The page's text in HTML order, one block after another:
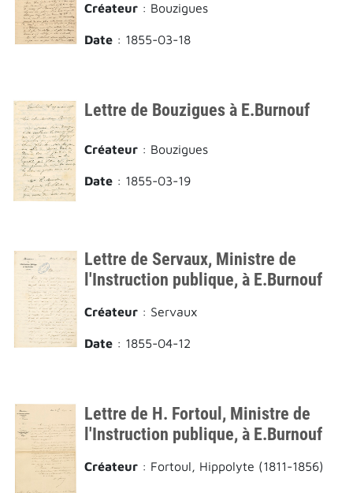
Créateur : Bouzigues
Date : 1855-03-18
Lettre de Bouzigues à E.Burnouf
Créateur : Bouzigues
Date : 1855-03-19
Lettre de Servaux, Ministre de
l'Instruction publique, à E.Burnouf
Créateur : Servaux
Date : 1855-04-12
Lettre de H. Fortoul, Ministre de
l'Instruction publique, à E.Burnouf
Créateur : Fortoul, Hippolyte (1811-1856)